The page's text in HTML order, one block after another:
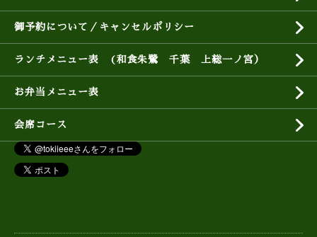
御予約について／キャンセルポリシー
ランチメニュー表 (和食朱鷺 千葉 上総一ノ宮）
お弁当メニュー表
会席コース